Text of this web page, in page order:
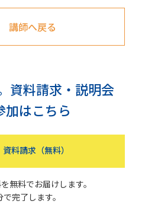
講師へ戻る
資料請求・説明会
加はこちら
資料請求（無料）
無料でお届けします。
で完了します。